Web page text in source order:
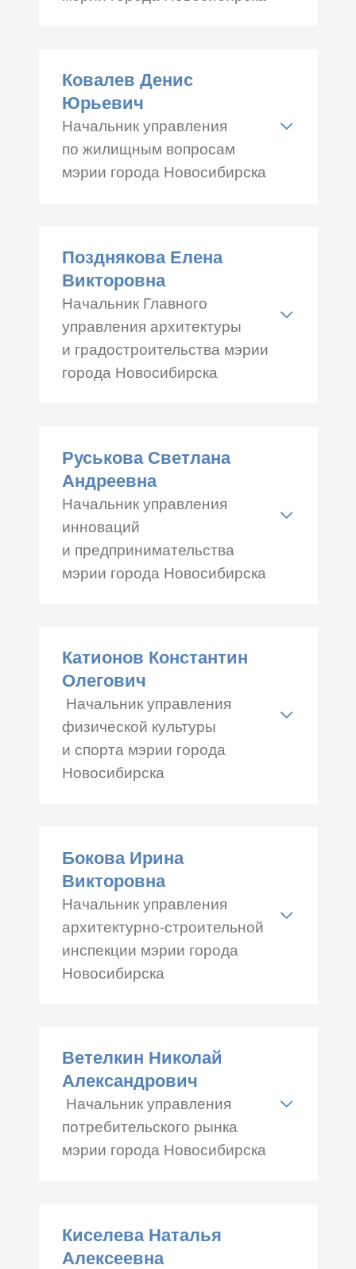
Телефон: +7 (383) 227-51-03
Ковалев Денис
Юрьевич
Начальник управления
по жилищным вопросам
мэрии города Новосибирска
Телефон: +7 (383) 227-56-18
Позднякова Елена
Викторовна
Начальник Главного
управления архитектуры
и градостроительства мэрии
города Новосибирска
Телефон: +7 (383) 227-50-
00, 227-50-74
Руськова Светлана
Андреевна
Начальник управления
инноваций
и предпринимательства
мэрии города Новосибирска
Телефон: +7 (383) 227-55-73
Катионов Константин
Олегович
Начальник управления
физической культуры
и спорта мэрии города
Новосибирска
Телефон: +7 (383) 229-65-45
Бокова Ирина
Викторовна
Начальник управления
архитектурно-строительной
инспекции мэрии города
Новосибирска
Телефон: +7 (383) 229-66-55
Ветелкин Николай
Александрович
Начальник управления
потребительского рынка
мэрии города Новосибирска
Телефон: +7 (383) 229-66-55
Киселева Наталья
Алексеевна